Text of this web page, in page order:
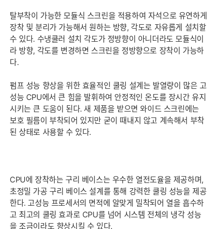
탈부착이 가능한 모듈식 스크린을 적용하여 자석으로 유연하게
장착 및 분리가 가능해서 원하는 방향, 각도로 자유롭게 설치할
수 있다. 수냉쿨러 설치 각도가 정방향이 아니더라도 모듈식이
라 방향, 각도를 변경하면 스크린을 정방향으로 장착이 가능하
다.
펌프 성능 향상을 위한 효율적인 쿨링 설계는 발열량이 많은 고
성능 CPU에서 큰 힘을 발휘하여 안정적인 온도를 장시간 유지
시키는 큰 도움이 된다. 새 제품을 받으면 와이드 스크린에는
보호 필름이 부착되어 있지만 굳이 때내지 않고 계속해서 부착
된 상태로 사용할 수 있다.
CPU에 장착하는 구리 베이스는 우수한 열전도율을 제공하며,
초정밀 가공 구리 베이스 설계를 통해 강력한 쿨링 성능을 제공
한다. 고성능 프로세서의 면적에 알맞게 밀착되어 열을 흡수하
고 최고의 쿨링 효과로 CPU를 넘어 시스템 전체의 냉각 성능
을 조금이라도 향상시킬 수 있다.